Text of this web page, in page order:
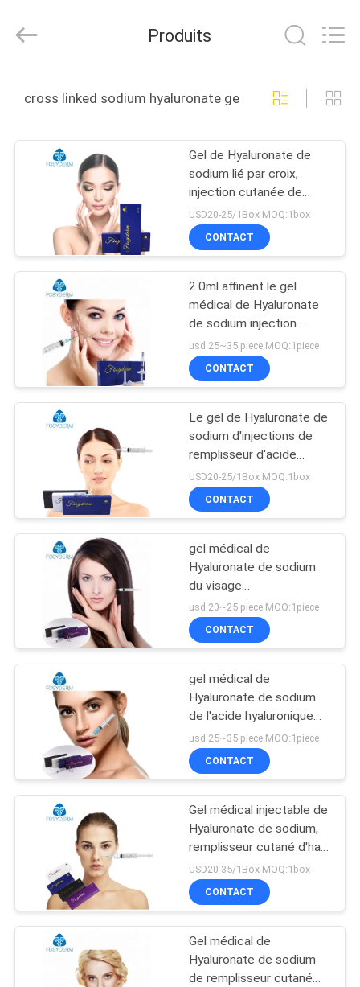
MAISON
PRODUITS
PROPOS
VISITE
DE
L'USINE
CONTRÔLE
LA
QUALITÉ
NOUS
CONTACTER
NOUVELLES
AFFAIRES
DEMANDEZ
DEVIS
SHOPPING
ONLINE
International
Trading
All
Produits
cross linked sodium hyaluronate gel fabrication en
Gel de Hyaluronate de
sodium lié par croix,
injection cutanée de
remplisseur de plis
Nasolabial
USD20-25/1Box MOQ:1box
CONTACT
2.0ml affinent le gel
médical de Hyaluronate
de sodium injection
cutanée de visage de
remplisseurs
usd 25~35 piece MOQ:1piece
CONTACT
Le gel de Hyaluronate de
sodium d'injections de
remplisseur d'acide
hyaluronique pour
enlèvent des rides
USD20-25/1Box MOQ:1box
CONTACT
gel médical de
Hyaluronate de sodium
du visage
1.0ml/remplisseur cutané
injectable de peau
usd 20~25 piece MOQ:1piece
CONTACT
gel médical de
Hyaluronate de sodium
de l'acide hyaluronique
2ml pour l'injection de
renforceur de lèvre
usd 25~35 piece MOQ:1piece
CONTACT
Gel médical injectable de
Hyaluronate de sodium,
remplisseur cutané d'ha
pour anti-vieillissement
USD20-35/1Box MOQ:1box
CONTACT
Gel médical de
Hyaluronate de sodium
de remplisseur cutané